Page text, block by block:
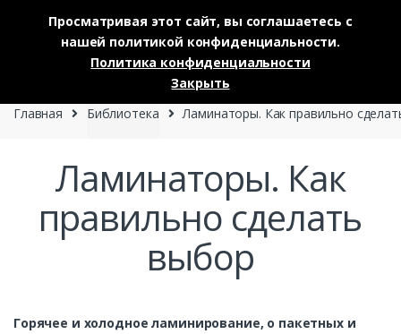
Skip to navigation
Skip to content
Главная Библиотека Ламинаторы. Как правильно
Ламинаторы. Как
правильно сделать
выбор
Горячее и холодное ламинирование, о пакетных и
Просматривая этот сайт, вы соглашаетесь с
нашей политикой конфиденциальности.
Политика конфиденциальности
Закрыть